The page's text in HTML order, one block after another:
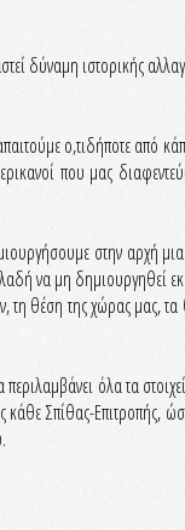
δύναμη ιστορικής
ο,τιδήποτε από
που μας
στην αρχή μια
να μη δημιουργηθεί
θέση της χώρας μας, τα
όλα τα
Σπίθας-Επιτροπής,